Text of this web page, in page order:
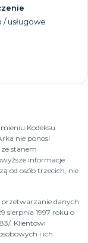
usługowe
Kodeksu
nie ponosi
stanem
informacje
od osób trzecich, nie
danych
sierpnia 1997 roku o
. Klientowi
i ich